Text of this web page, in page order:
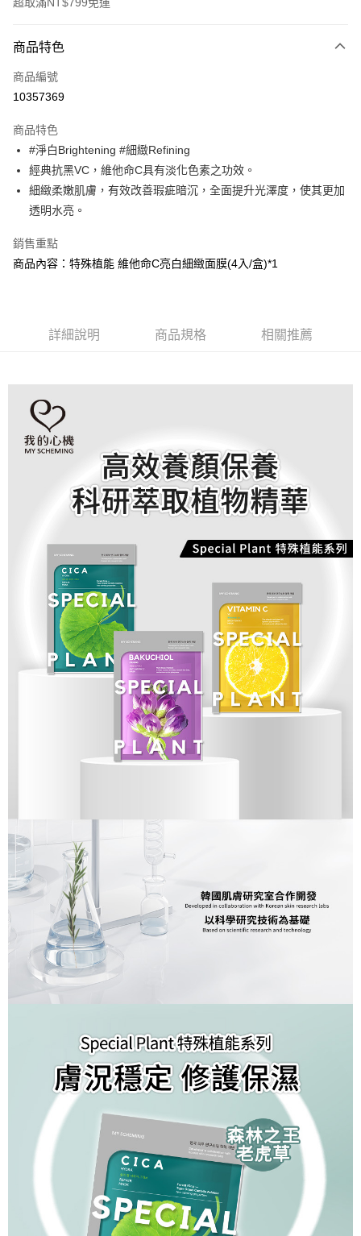
信用卡一次付款
超商取貨付款
Apple Pay
街口支付
悠遊付
AFTEE先享後付
相關說明
２．便利：只要手機號碼，簡訊認證，即可結帳。
結帳頁面，進行簡訊認證並確認金額後，即可完成結帳。
２．訂單成立數日內，您將收到繳費通知簡訊。
３．收到繳費通知簡訊後14天內，點擊此簡訊中的連結，可透過四大超商／
ATM／網路銀行／等多元方式進行付款，方視為交易完成。
※ 請注意：結帳手續完成當下不需立刻繳費，但若您需要取消訂單，請聯絡
購買商品的店家。未經商家同意取消之訂單仍視為有效，需透過AFTEE先享
後付繳納相關費用。
※ 交易是否成功請以「AFTEE先享後付 」之結帳頁面顯示為準，若有關於
是否繳費成功／繳費後需取消欲退款等相關疑問，請聯繫「AFTEE先享後付
【注意事項】
１．透過由恩沛科技股份有限公司提供之「AFTEE先享後付」服務完成之交
易，需依本服務之必要範圍內提供個人資料，並將交易相關給付款項請求債
權轉讓予恩沛科技股份有限公司。
２．關於個人資料處理事宜，請瀏覽以下網址：
https://aftee.tw/terms/#terms3
３．未成年的使用者請事先徵得法定代理人或監護人之同意方可使用
「AFTEE先享後付」，若未經同意申辦者引起之損失，本公司不負相關責
４．使用「AFTEE先享後付」時，將依據個別帳號之用戶狀況，依本公司即
時審查核予不同之上限額度；若仍有額度不足之情形，本公司將視審查結果
５．嚴禁一人註冊多個帳號或使用他人資訊註冊。若發現惡意使用之情形，
恩沛科技股份有限公司將有權停止該用戶之使用額度並採取法律行動。
每筆NT$100，滿NT$799(含以上)免運費
宅配
每筆NT$100，滿NT$1,000(含以上)免運費
商品特色
商品編號
10357369
商品特色
#淨白Brightening #細緻Refining
經典抗黑VC，維他命C具有淡化色素之功效。
細緻柔嫩肌膚，有效改善瑕疵暗沉，全面提升光澤度，使其更加
透明水亮。
銷售重點
商品內容：特殊植能 維他命C亮白細緻面膜(4入/盒)*1
詳細說明 商品規格 相關推薦